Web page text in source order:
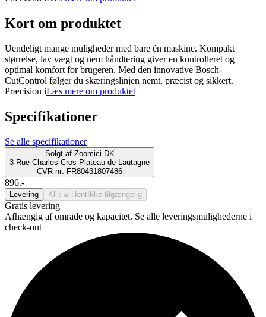
Kort om produktet
Uendeligt mange muligheder med bare én maskine. Kompakt
størrelse, lav vægt og nem håndtering giver en kontrolleret og
optimal komfort for brugeren. Med den innovative Bosch-
CutControl følger du skæringslinjen nemt, præcist og sikkert.
Præcision iLæs mere om produktet
Specifikationer
Se alle specifikationer
Solgt af Zoomici DK
3 Rue Charles Cros Plateau de Lautagne
CVR-nr: FR80431807486
896.-
Levering Klik & Hent Ikke tilgængelig
Gratis levering
Afhængig af område og kapacitet. Se alle leveringsmulighederne i
check-out